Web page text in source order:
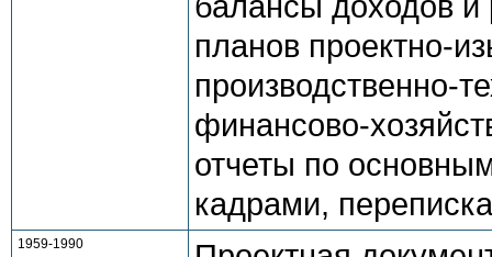
планов проектно-
производственно-
финансово-
отчеты по
кадрами,
1959-1990